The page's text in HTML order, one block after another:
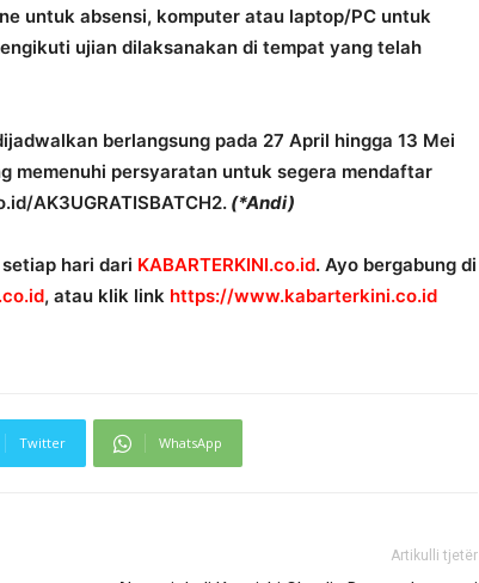
untuk absensi, komputer atau laptop/PC untuk
ujian dilaksanakan di tempat yang telah
berlangsung pada 27 April hingga 13 Mei
memenuhi persyaratan untuk segera mendaftar
AK3UGRATISBATCH2. (*Andi)
hari dari KABARTERKINI.co.id. Ayo bergabung di
, atau klik link https://www.kabarterkini.co.id
Twitter WhatsApp
Artikulli tjetër